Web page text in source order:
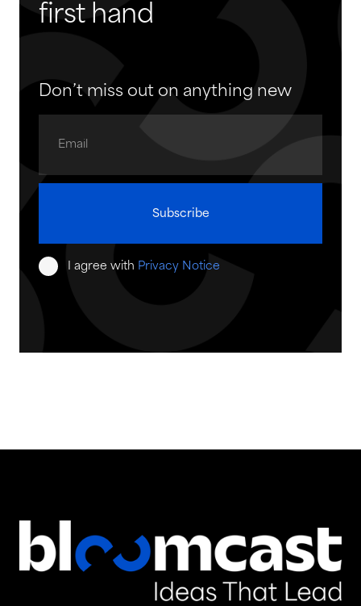
first hand
Don’t miss out on anything new
I agree with Privacy Notice